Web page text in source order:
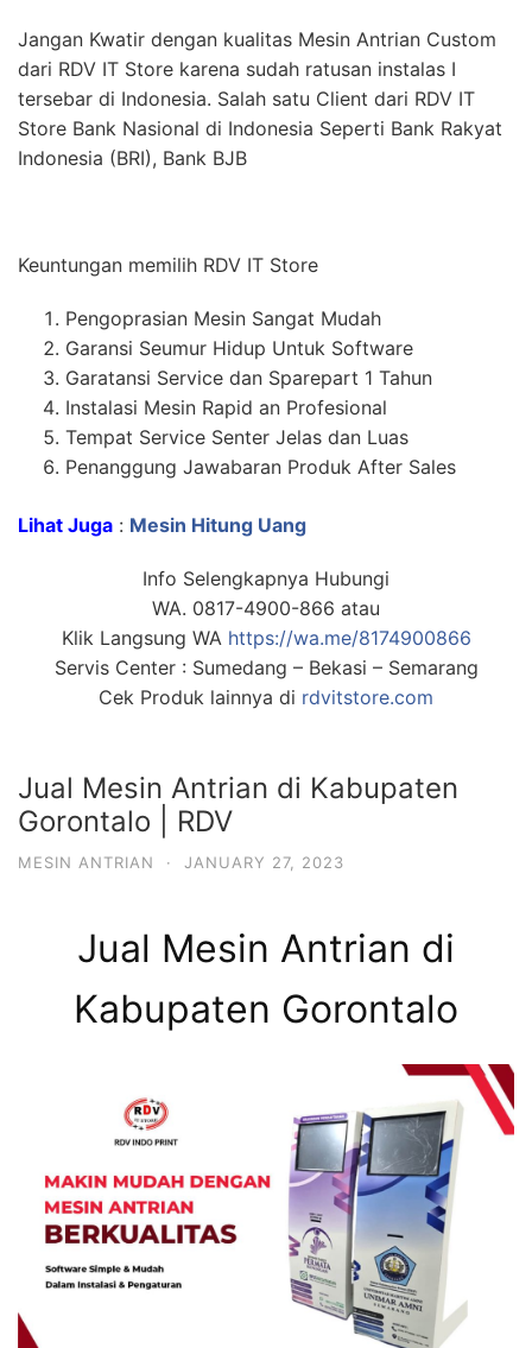
Jangan Kwatir dengan kualitas Mesin Antrian Custom
dari RDV IT Store karena sudah ratusan instalas I
tersebar di Indonesia. Salah satu Client dari RDV IT
Store Bank Nasional di Indonesia Seperti Bank Rakyat
Indonesia (BRI), Bank BJB
Keuntungan memilih RDV IT Store
Pengoprasian Mesin Sangat Mudah
Garansi Seumur Hidup Untuk Software
Garatansi Service dan Sparepart 1 Tahun
Instalasi Mesin Rapid an Profesional
Tempat Service Senter Jelas dan Luas
Penanggung Jawabaran Produk After Sales
Lihat Juga : Mesin Hitung Uang
Info Selengkapnya Hubungi
WA. 0817-4900-866 atau
Klik Langsung WA https://wa.me/8174900866
Servis Center : Sumedang – Bekasi – Semarang
Cek Produk lainnya di rdvitstore.com
Jual Mesin Antrian di Kabupaten
Gorontalo | RDV
MESIN ANTRIAN · JANUARY 27, 2023
Jual Mesin Antrian di
Kabupaten Gorontalo